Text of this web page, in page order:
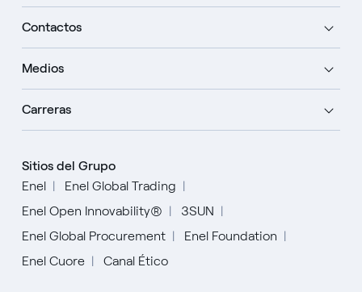
Contactos
Medios
Carreras
Sitios del Grupo
Enel
Enel Global Trading
Enel Open Innovability®
3SUN
Enel Global Procurement
Enel Foundation
Enel Cuore
Canal Ético